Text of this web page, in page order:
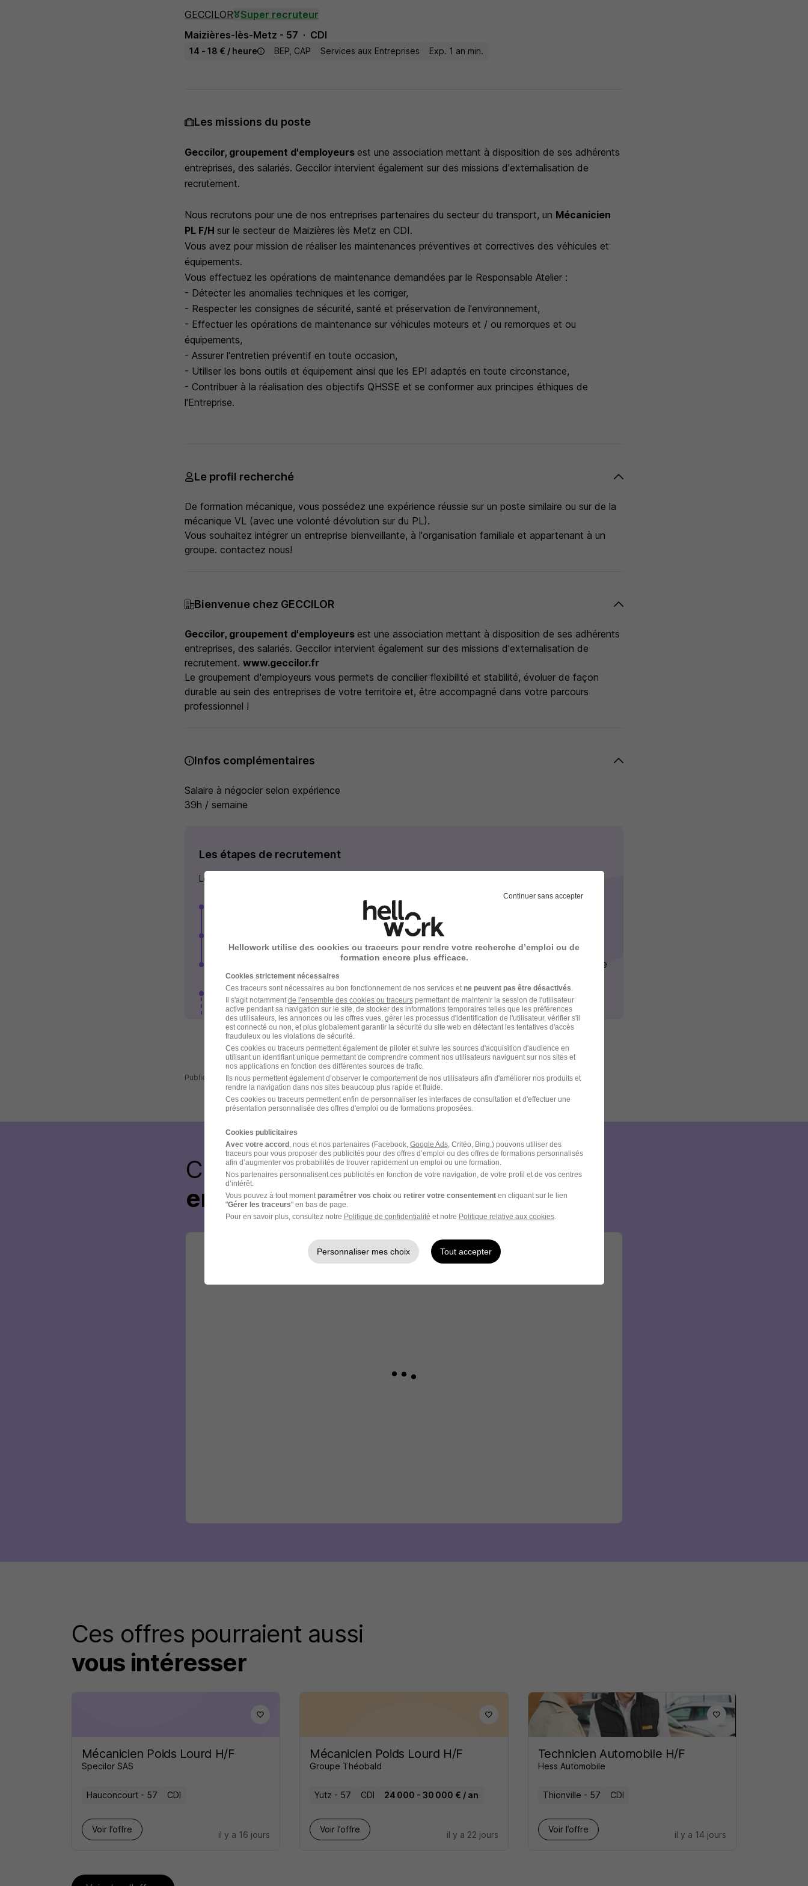
GECCILOR
Super recruteur
Maizières-lès-Metz - 57
CDI
14 - 18 € / heure BEP, CAP Services aux Entreprises Exp. 1 an min.
Les missions du poste
Geccilor, groupement d'employeursest une association mettant à disposition de ses adhérents
entreprises, des salariés. Geccilor intervient également sur des missions d'externalisation de
recrutement.
Nous recrutons pour une de nos entreprises partenaires du secteur du transport, un Mécanicien
PL F/Hsur le secteur de Maizières lès Metz en CDI.
Vous avez pour mission de réaliser les maintenances préventives et correctives des véhicules et
équipements.
Vous effectuez les opérations de maintenance demandées par le Responsable Atelier :
- Détecter les anomalies techniques et les corriger,
- Respecter les consignes de sécurité, santé et préservation de l'environnement,
- Effectuer les opérations de maintenance sur véhicules moteurs et / ou remorques et ou
équipements,
- Assurer l'entretien préventif en toute occasion,
- Utiliser les bons outils et équipement ainsi que les EPI adaptés en toute circonstance,
- Contribuer à la réalisation des objectifs QHSSE et se conformer aux principes éthiques de
l'Entreprise.
Le profil recherché
De formation mécanique, vous possédez une expérience réussie sur un poste similaire ou sur de la
mécanique VL (avec une volonté dévolution sur du PL).
Vous souhaitez intégrer un entreprise bienveillante, à l'organisation familiale et appartenant à un
groupe. contactez nous!
Bienvenue chez GECCILOR
Geccilor, groupement d'employeursest une association mettant à disposition de ses adhérents
entreprises, des salariés. Geccilor intervient également sur des missions d'externalisation de
recrutement.www.geccilor.fr
Le groupement d'employeurs vous permets de concilier flexibilité et stabilité, évoluer de façon
durable au sein des entreprises de votre territoire et, être accompagné dans votre parcours
professionnel !
Infos complémentaires
Salaire à négocier selon expérience
39h / semaine
Les étapes de recrutement
Les étapes de recrutement peuvent varier selon l'offre à laquelle vous postulez.
Réception et traitement de votre CV
Premier échange téléphonique avec un recruteur GECCILOR
Entretien + visite entreprise avec les Managers/Ressources humaines de notre entreprise
Voir plus
Publiée le 06/08/2026 - Réf : 2775757/29087541 MPLF/57M
Créez votre compte Hellowork et
envoyez votre candidature !
Ces offres pourraient aussi
vous intéresser
Mécanicien Poids Lourd H/F
Specilor SAS
Hauconcourt - 57 CDI
Voir l’offre
il y a 16 jours
Mécanicien Poids Lourd H/F
Groupe Théobald
Yutz - 57 CDI 24 000 - 30 000 € / an
Voir l’offre
il y a 22 jours
Technicien Automobile H/F
Hess Automobile
Thionville - 57 CDI
Voir l’offre
il y a 14 jours
Continuer sans accepter
Hellowork utilise des cookies ou traceurs pour rendre votre recherche d’emploi ou de
formation encore plus efficace.
Cookies strictement nécessaires
Ces traceurs sont nécessaires au bon fonctionnement de nos services et ne peuvent pas être désactivés
Il s'agit notamment de l'ensemble des cookies ou traceurspermettant de maintenir la session de l'utilisateur
active pendant sa navigation sur le site, de stocker des informations temporaires telles que les préférences
des utilisateurs, les annonces ou les offres vues, gérer les processus d'identification de l'utilisateur, vérifier s'il
est connecté ou non, et plus globalement garantir la sécurité du site web en détectant les tentatives d'accès
frauduleux ou les violations de sécurité.
Ces cookies ou traceurs permettent également de piloter et suivre les sources d'acquisition d'audience en
utilisant un identifiant unique permettant de comprendre comment nos utilisateurs naviguent sur nos sites et
nos applications en fonction des différentes sources de trafic.
Ils nous permettent également d’observer le comportement de nos utilisateurs afin d'améliorer nos produits et
rendre la navigation dans nos sites beaucoup plus rapide et fluide.
Ces cookies ou traceurs permettent enfin de personnaliser les interfaces de consultation et d'effectuer une
présentation personnalisée des offres d'emploi ou de formations proposées.
Cookies publicitaires
Avec votre accord, nous et nos partenaires (Facebook, Google Ads, Critéo, Bing,) pouvons utiliser des
traceurs pour vous proposer des publicités pour des offres d’emploi ou des offres de formations personnalisés
afin d’augmenter vos probabilités de trouver rapidement un emploi ou une formation.
Nos partenaires personnalisent ces publicités en fonction de votre navigation, de votre profil et de vos centres
d’intérêt.
Vous pouvez à tout moment paramétrer vos choix ou retirer votre consentementen cliquant sur le lien
"Gérer les traceurs" en bas de page.
Pour en savoir plus, consultez notre Politique de confidentialité et notre Politique relative aux cookies.
Personnaliser mes choix Tout accepter